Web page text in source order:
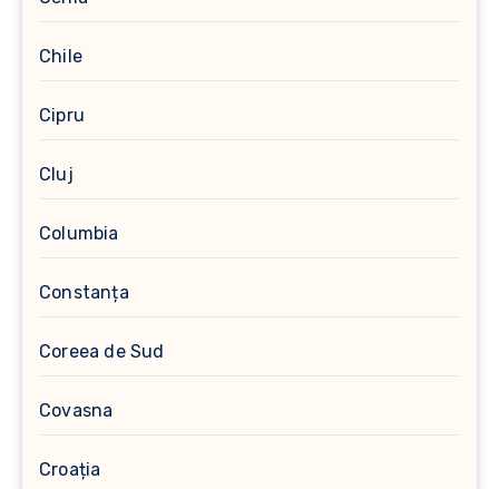
Chile
Cipru
Cluj
Columbia
Constanța
Coreea de Sud
Covasna
Croația